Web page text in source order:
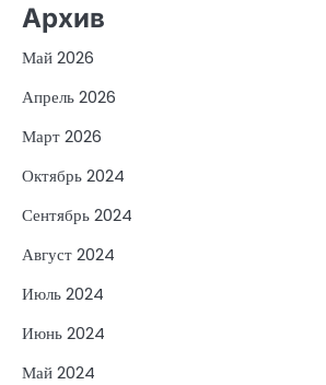
Архив
Май 2026
Апрель 2026
Март 2026
Октябрь 2024
Сентябрь 2024
Август 2024
Июль 2024
Июнь 2024
Май 2024